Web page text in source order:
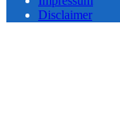
Disclaimer